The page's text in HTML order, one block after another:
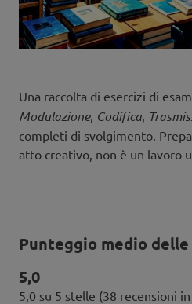
Una raccolta di esercizi di
Modulazione, Codifica
completi di svolgimento.
atto creativo, non è un lavoro
Punteggio medio
5,0
5,0 su 5 stelle (38 recensioni